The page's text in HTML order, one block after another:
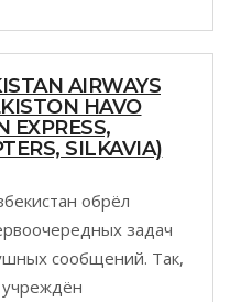
AIRWAYS
HAVO
EXPRESS,
SILKAVIA)
обрёл
задач
сообщений. Так,
учреждён